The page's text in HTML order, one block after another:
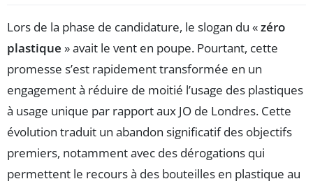
Lors de la phase de candidature, le slogan du «zéro
plastique » avait le vent en poupe. Pourtant, cette
promesse s’est rapidement transformée en un
engagement à réduire de moitié l’usage des plastiques
à usage unique par rapport aux JO de Londres. Cette
évolution traduit un abandon significatif des objectifs
premiers, notamment avec des dérogations qui
permettent le recours à des bouteilles en plastique au